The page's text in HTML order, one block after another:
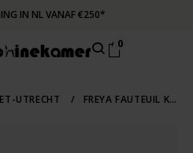
IN NL VANAF €250*
0
UTRECHT / FREYA FAUTEUIL KVADRAT REMIX STOF